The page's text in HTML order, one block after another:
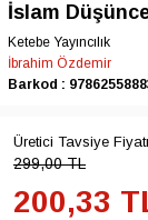
İslam
Ketebe Yayıncılık
İbrahim Özdemir
Barkod :
Üretici Tavsiye
299,00TL
200,33